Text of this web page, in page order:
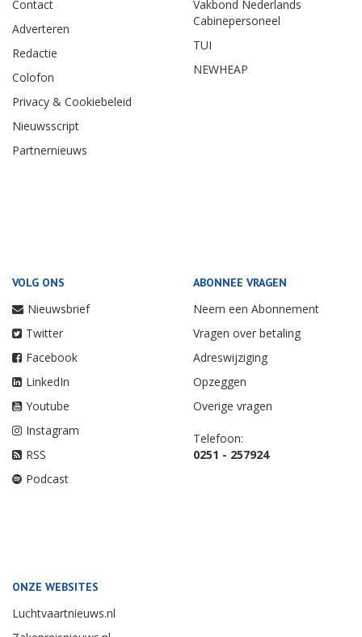
Contact
Adverteren
Redactie
Colofon
Privacy & Cookiebeleid
Nieuwsscript
Partnernieuws
Vakbond Nederlands
Cabinepersoneel
TUI
NEWHEAP
VOLG ONS
Nieuwsbrief
Twitter
Facebook
LinkedIn
Youtube
Instagram
RSS
Podcast
ABONNEE VRAGEN
Neem een Abonnement
Vragen over betaling
Adreswijziging
Opzeggen
Overige vragen
Telefoon:
0251 - 257924
ONZE WEBSITES
Luchtvaartnieuws.nl